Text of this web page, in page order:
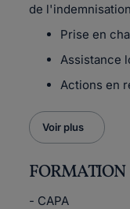
de
Prise en
Assistance
Actions en
Voir plus
FORMATION
- CAPA